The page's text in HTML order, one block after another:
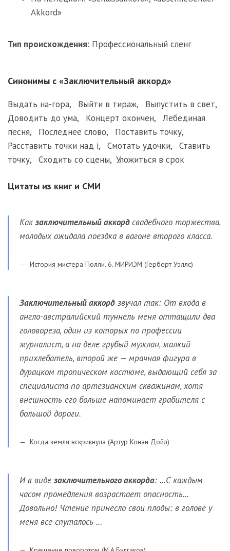
Akkord»
Тип происхождения: Профессиональный сленг
Синонимы с «Заключительный аккорд»
Выдать на-гора, Выйти в тираж, Выпустить в свет,
Доводить до ума, Концерт окончен, Лебединая
песня, Последнее слово, Поставить точку,
Расставить точки над i, Смотать удочки, Ставить
точку, Сходить со сцены, Уложиться в срок
Цитаты из книг и СМИ
Как заключительный аккорд свадебного торжества,
молодых ожидала поездка в вагоне второго класса.
История мистера Полли. 6. МИРИЭМ (Герберт Уэллс)
Заключительный аккорд звучал так: От входа в
англо-австралийский туннель меня оттащили два
головореза, один из которых по профессии
журналист, а на деле грубый мужлан, жалкий
прихлебатель, второй же — мрачная фигура в
дурацком тропическом костюме, выдающий себя за
специалиста по артезианским скважинам, хотя
внешность его больше напоминает грабителя с
большой дороги.
Когда земля вскрикнула (Артур Конан Дойл)
И в виде заключительного аккорда: …С каждым
часом промедления возрастает опасность…
Довольно! Чтение принесло свои плоды: в голове у
меня все спуталось …